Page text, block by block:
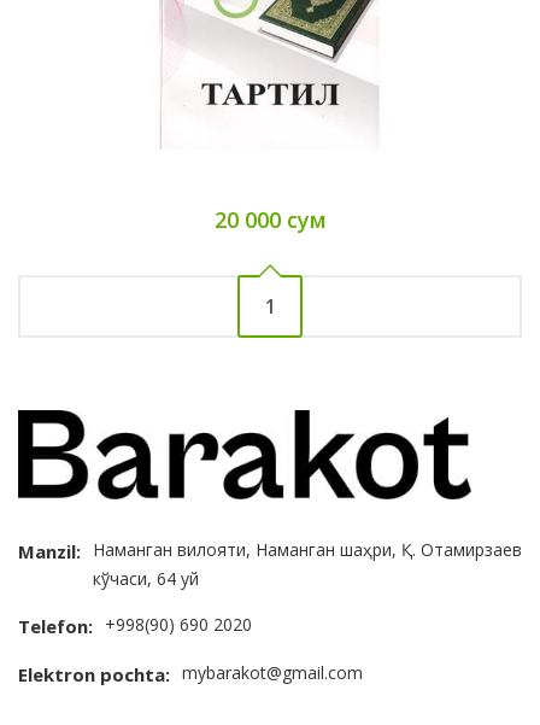
20 000 сум
1
Manzil: Наманган вилояти, Наманган шаҳри, Қ. Отамирзаев
кўчаси, 64 уй
Telefon: +998(90) 690 2020
Elektron pochta: mybarakot@gmail.com